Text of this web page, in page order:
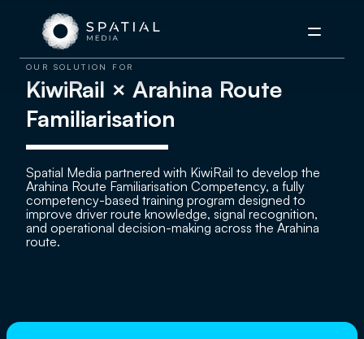
Menu
OUR SOLUTION FOR
KiwiRail × Arahina Route
Familiarisation
Spatial Media partnered with KiwiRail to develop the
Arahina Route Familiarisation Competency, a fully
competency-based training program designed to
improve driver route knowledge, signal recognition,
and operational decision-making across the Arahina
route.